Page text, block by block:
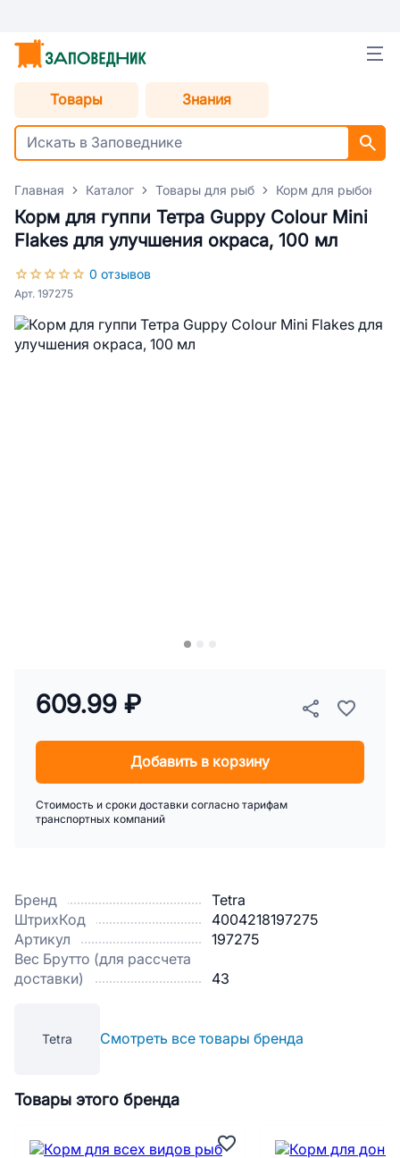
Товары Знания
Главная Каталог Товары для рыб Корм для рыбок
Корм для гуппи Тетра Guppy Colour Mini
Flakes для улучшения окраса, 100 мл
0 отзывов
Арт. 197275
Бренд
Tetra
ШтрихКод
4004218197275
Артикул
197275
Вес Брутто (для рассчета
доставки)
43
Tetra Смотреть все товары бренда
609.99 ₽
Добавить в корзину
Стоимость и сроки доставки согласно тарифам
транспортных компаний
Товары этого бренда